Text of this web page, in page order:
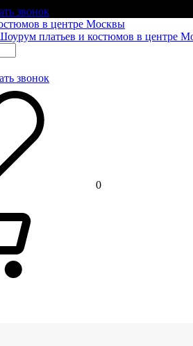
звонок
платьев и костюмов в центре
звонок
0